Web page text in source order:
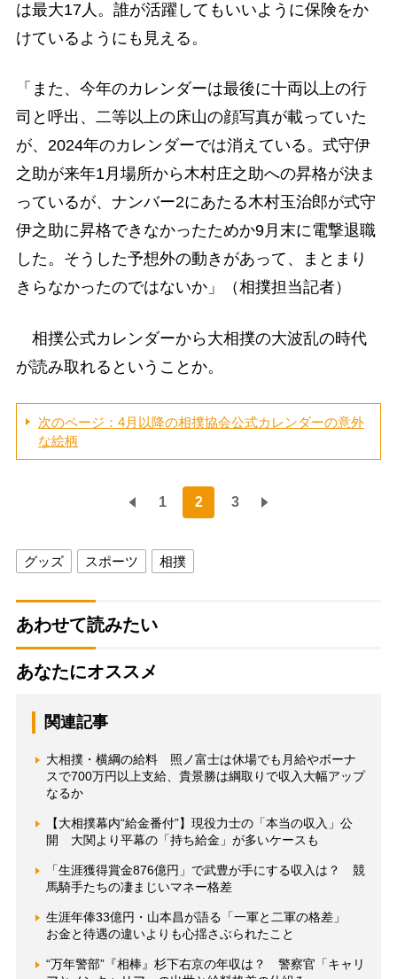
は最大17人。誰が活躍してもいいように保険をか
けているようにも見える。
「また、今年のカレンダーは最後に十両以上の行
司と呼出、二等以上の床山の顔写真が載っていた
が、2024年のカレンダーでは消えている。式守伊
之助が来年1月場所から木村庄之助への昇格が決ま
っているが、ナンバー2にあたる木村玉治郎が式守
伊之助に昇格できなかったためか9月末に電撃退職
した。そうした予想外の動きがあって、まとまり
きらなかったのではないか」（相撲担当記者）
相撲公式カレンダーから大相撲の大波乱の時代
が読み取れるということか。
次のページ：4月以降の相撲協会公式カレンダーの意外
な絵柄
1 2 3
グッズ スポーツ 相撲
あわせて読みたい
あなたにオススメ
関連記事
大相撲・横綱の給料 照ノ富士は休場でも月給やボーナ
スで700万円以上支給、貴景勝は綱取りで収入大幅アップ
なるか
【大相撲幕内“給金番付”】現役力士の「本当の収入」公
開 大関より平幕の「持ち給金」が多いケースも
「生涯獲得賞金876億円」で武豊が手にする収入は？ 競
馬騎手たちの凄まじいマネー格差
生涯年俸33億円・山本昌が語る「一軍と二軍の格差」
お金と待遇の違いよりも心揺さぶられたこと
“万年警部”『相棒』杉下右京の年収は？ 警察官「キャリ